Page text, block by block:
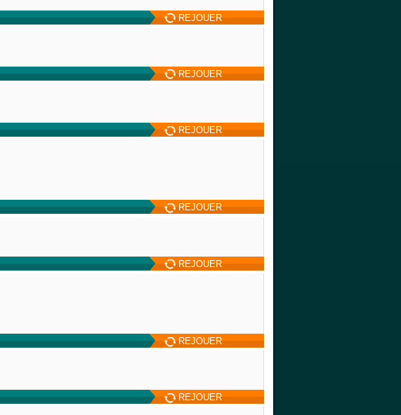
REJOUER
REJOUER
REJOUER
REJOUER
REJOUER
REJOUER
REJOUER